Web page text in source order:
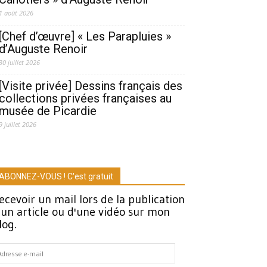
1 août 2026
[Chef d’œuvre] « Les Parapluies »
d’Auguste Renoir
juillet 2026
[Visite privée] Dessins français des
collections privées françaises au
musée de Picardie
juillet 2026
VOUS ! C'est gratuit
un mail lors de la publication
article ou d'une vidéo sur mon